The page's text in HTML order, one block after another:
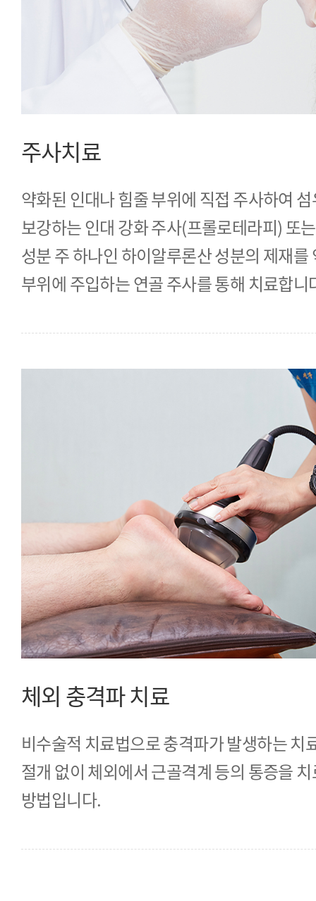
주사치료
약화된 인대나 힘줄 부위에 직접 주사하여
보강하는 인대 강화 주사(프롤로테라피) 또
성분 주 하나인 하이알루론산 성분의 제재를
부위에 주입하는 연골 주사를 통해 치료합니
체외 충격파 치료
비수술적 치료법으로 충격파가 발생하는 치
절개 없이 체외에서 근골격계 등의 통증을
방법입니다.